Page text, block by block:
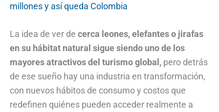
millones y así queda Colombia
La idea de ver de cerca leones, elefantes o jirafas
en su hábitat natural sigue siendo uno de los
mayores atractivos del turismo global, pero detrás
de ese sueño hay una industria en transformación,
con nuevos hábitos de consumo y costos que
redefinen quiénes pueden acceder realmente a